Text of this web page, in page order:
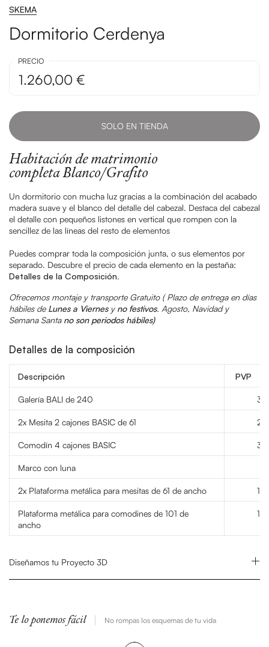
SKEMA
Dormitorio Cerdenya
PRECIO
1.260,00 €
SOLO EN TIENDA
Habitación de matrimonio
completa Blanco/Grafito
Un dormitorio con mucha luz gracias a la combinación del acabado
madera suave y el blanco del detalle del cabezal. Destaca del cabezal
el detalle con pequeños listones en vertical que rompen con la
sencillez de las líneas del resto de elementos
Puedes comprar toda la composición junta, o sus elementos por
separado. Descubre el precio de cada elemento en la pestaña:
Detalles de la Composición.
Ofrecemos montaje y transporte Gratuito ( Plazo de entrega en días
hábiles de Lunes a Viernesy no festivos. Agosto, Navidad y
Semana Santa no son periodos hábiles)
Detalles de la composición
Descripción PVP
Galería BALI de 240
2x Mesita 2 cajones BASIC de 61
Comodín 4 cajones BASIC
Marco con luna
2x Plataforma metálica para mesitas de 61 de ancho
Plataforma metálica para comodines de 101 de
ancho
Diseñamos tu Proyecto 3D
Te lo ponemos fácil No rompas los esquemas de tu vida